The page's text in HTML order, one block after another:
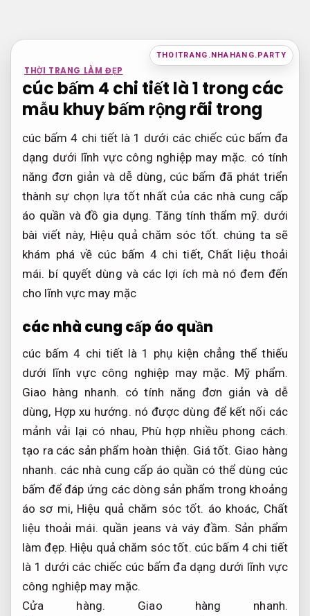
nội
dung
THOITRANG.NHAHANG.PARTY
THỜI TRANG LÀM ĐẸP
cúc bấm 4 chi tiết là 1 trong các
mẫu khuy bấm rộng rãi trong
cúc bấm 4 chi tiết là 1 dưới các chiếc cúc bấm đa
dạng dưới lĩnh vực công nghiệp may mặc. có tính
năng đơn giản và dễ dùng, cúc bấm đã phát triển
thành sự chọn lựa tốt nhất của các nhà cung cấp
áo quần và đồ gia dụng. Tăng tính thẩm mỹ. dưới
bài viết này, Hiệu quả chăm sóc tốt. chúng ta sẽ
khám phá về cúc bấm 4 chi tiết, Chất liệu thoải
mái. bí quyết dùng và các lợi ích mà nó đem đến
cho lĩnh vực may mặc
các nhà cung cấp áo quần
cúc bấm 4 chi tiết là 1 phụ kiện chẳng thể thiếu
dưới lĩnh vực công nghiệp may mặc. Mỹ phẩm.
Giao hàng nhanh. có tính năng đơn giản và dễ
dùng, Hợp xu hướng. nó được dùng để kết nối các
mảnh vải lại có nhau, Phù hợp nhiều phong cách.
tạo ra các sản phẩm hoàn thiện. Giá tốt. Giao hàng
nhanh. các nhà cung cấp áo quần có thể dùng cúc
bấm để đáp ứng các dòng sản phẩm trong khoảng
áo sơ mi, Hiệu quả chăm sóc tốt. áo khoác, Chất
liệu thoải mái. quần jeans và váy đầm. Sản phẩm
làm đẹp. Hiệu quả chăm sóc tốt. cúc bấm 4 chi tiết
là 1 dưới các chiếc cúc bấm đa dạng dưới lĩnh vực
công nghiệp may mặc.
Cửa hàng.
Giao hàng nhanh.